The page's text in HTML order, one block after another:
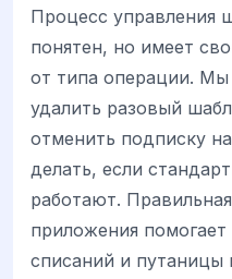
Процесс управления
понятен, но имеет
от типа операции.
удалить разовый
отменить подписку
делать, если
работают.
приложения помогает
списаний и путаницы